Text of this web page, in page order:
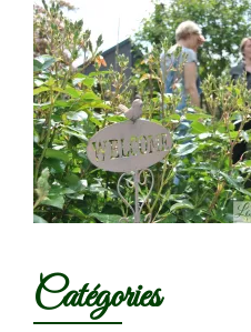
Catégories